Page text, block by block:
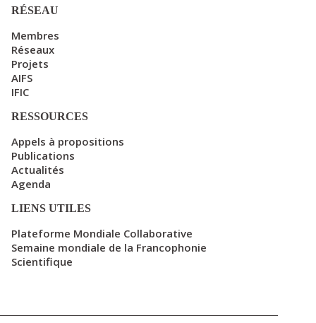
RÉSEAU
Membres
Réseaux
Projets
AIFS
IFIC
RESSOURCES
Appels à propositions
Publications
Actualités
Agenda
LIENS UTILES
Plateforme Mondiale Collaborative
Semaine mondiale de la Francophonie
Scientifique